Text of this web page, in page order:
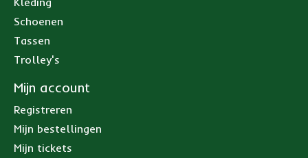
Schoenen
Tassen
Trolley's
Mijn account
Registreren
Mijn bestellingen
Mijn tickets